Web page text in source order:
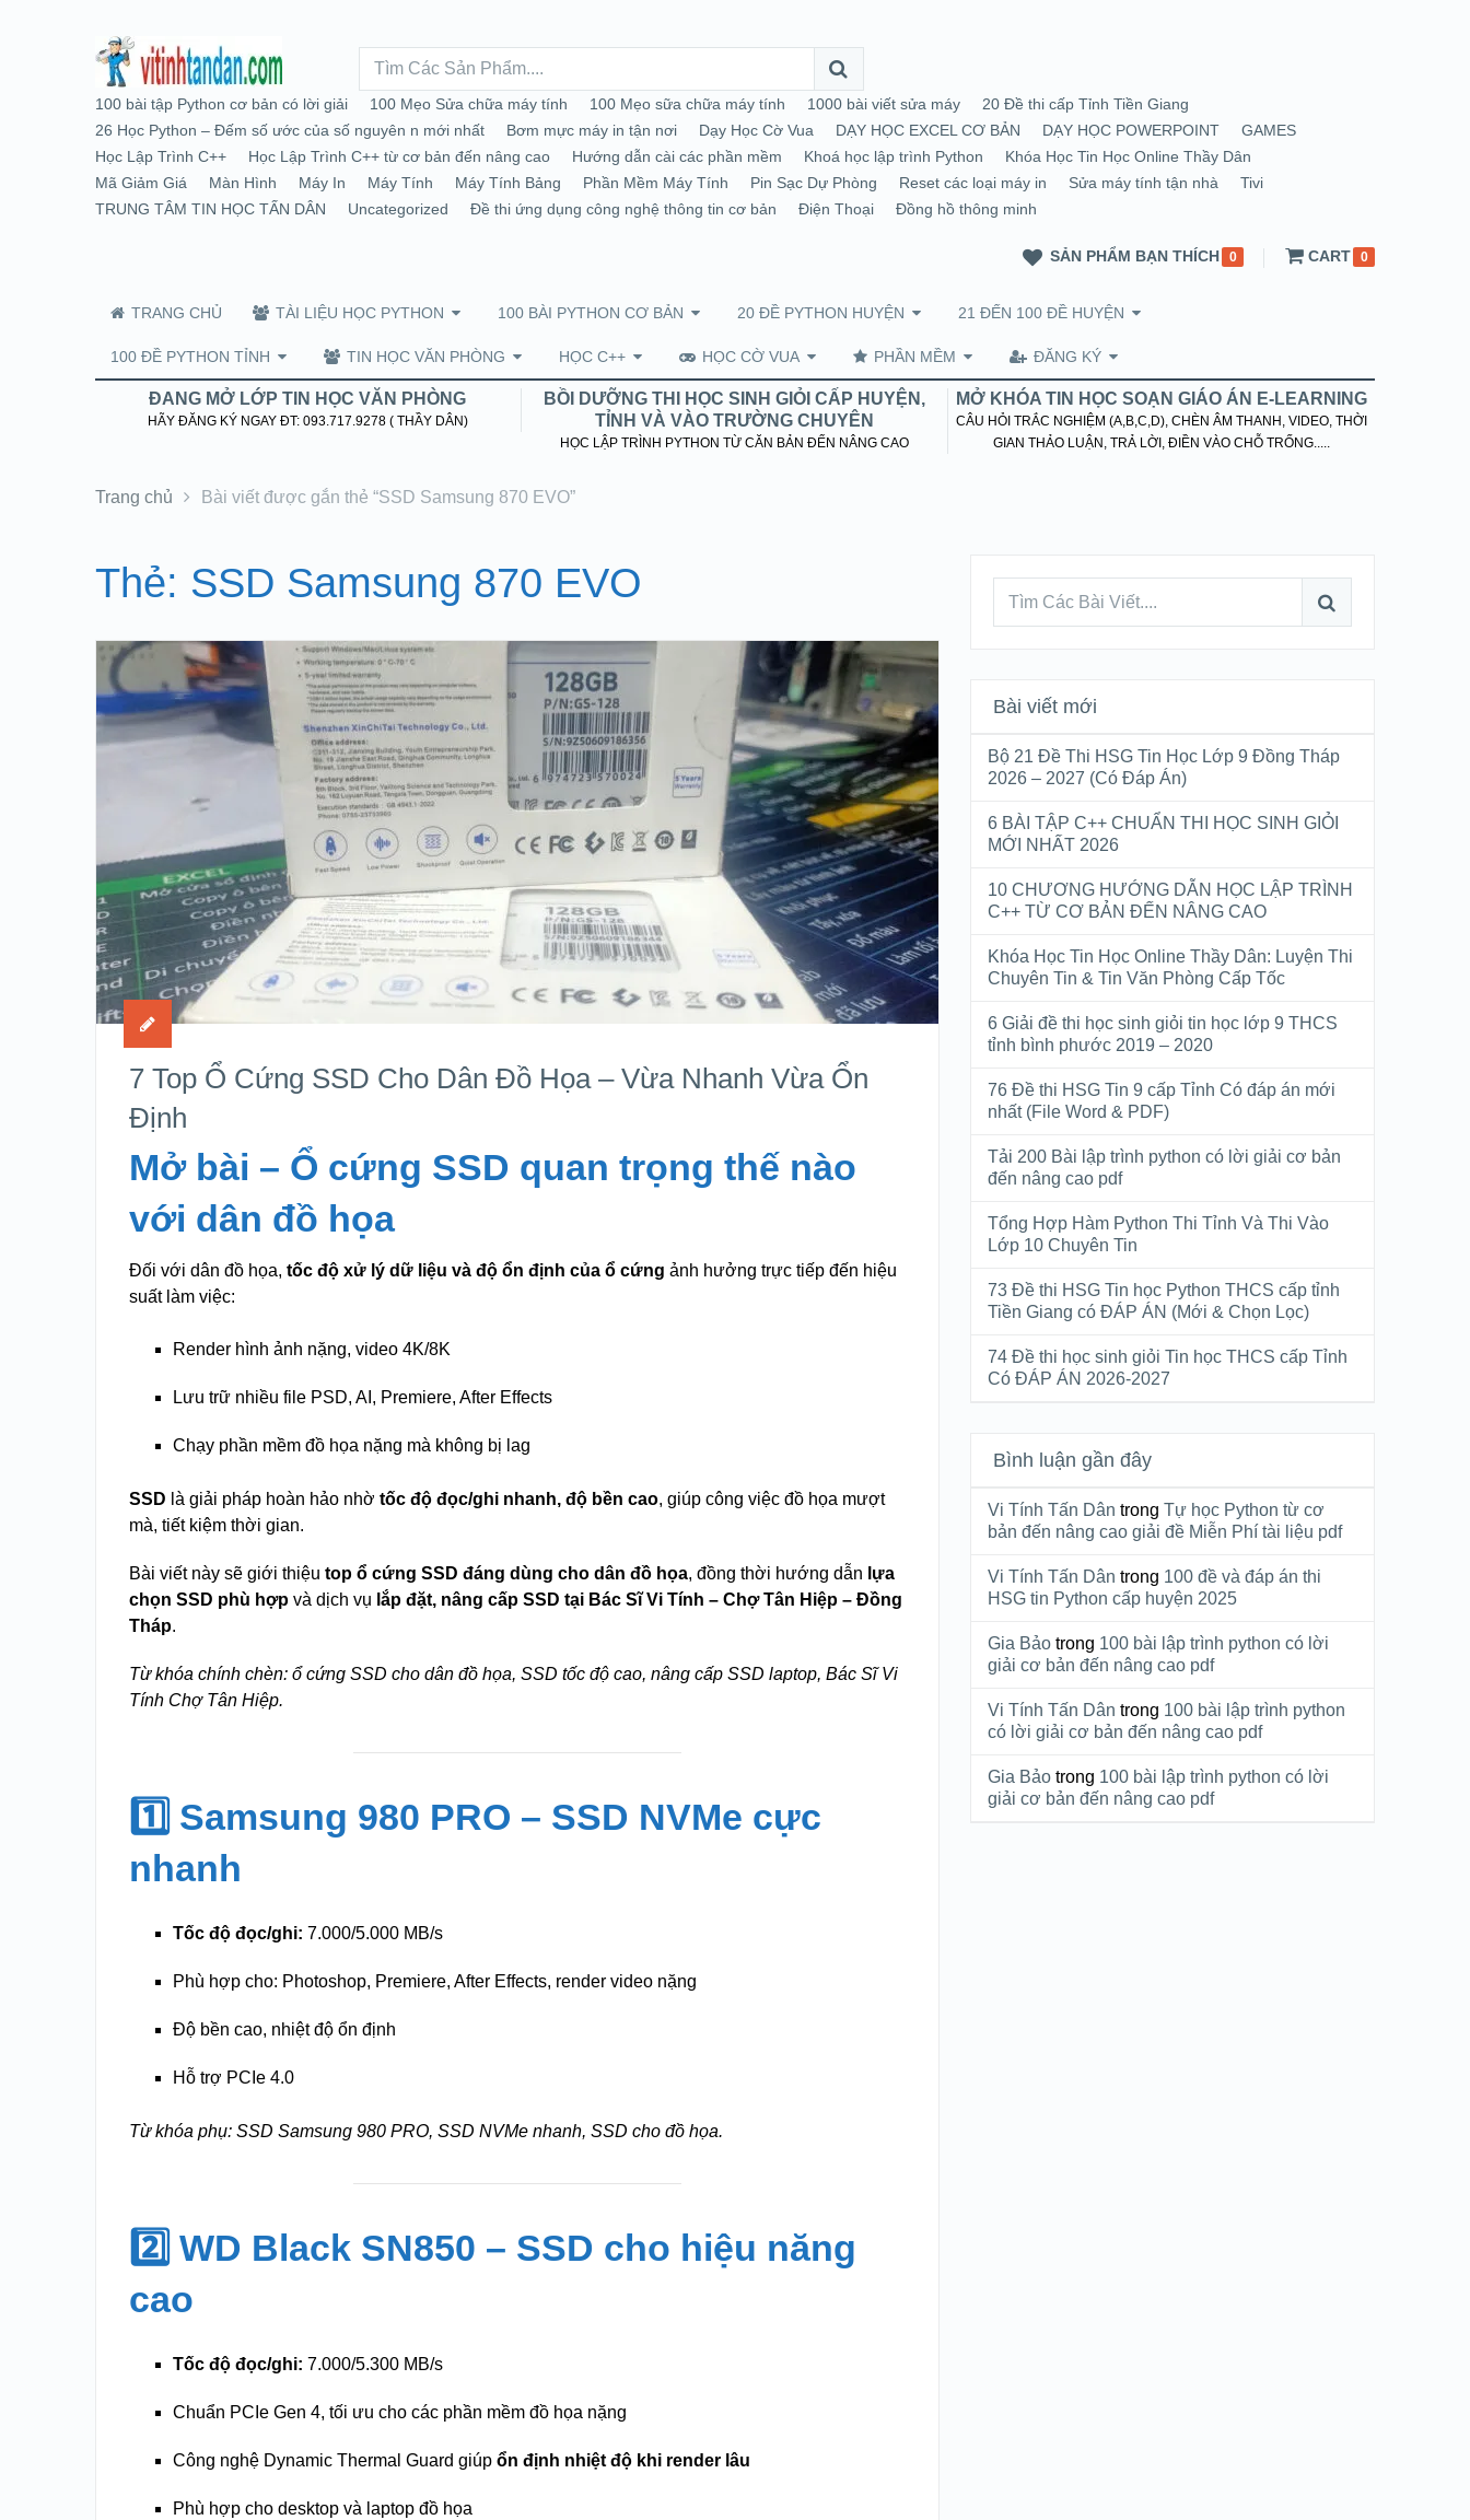
100 bài tập Python cơ bản có lời giải 100 Mẹo Sửa chữa máy tính 100 Mẹo sữa chữa máy tính 1000 bài viết sửa máy
20 Đề thi cấp Tỉnh Tiền Giang
26 Học Python – Đếm số ước của số nguyên n mới nhất
Bơm mực máy in tận nơi Dạy Học Cờ Vua DẠY HỌC EXCEL CƠ BẢN DẠY HỌC POWERPOINT
GAMES
Học Lập Trình C++
Học Lập Trình C++ từ cơ bản đến nâng cao Hướng dẫn cài các phần mềm Khoá học lập trình Python
Khóa Học Tin Học Online Thầy Dân
Mã Giảm Giá
Màn Hình Máy In Máy Tính Máy Tính Bảng Phần Mềm Máy Tính Pin Sạc Dự Phòng Reset các loại máy in Sửa máy tính tận nhà
Tivi
TRUNG TÂM TIN HỌC TẤN DÂN
Uncategorized Đề thi ứng dụng công nghệ thông tin cơ bản Điện Thoại Đồng hồ thông minh
SẢN PHẨM BẠN THÍCH 0 CART 0
TRANG CHỦ TÀI LIỆU HỌC PYTHON 100 BÀI PYTHON CƠ BẢN 20 ĐỀ PYTHON HUYỆN 21 ĐẾN 100 ĐỀ HUYỆN
100 ĐỀ PYTHON TỈNH TIN HỌC VĂN PHÒNG HỌC C++ HỌC CỜ VUA PHẦN MỀM ĐĂNG KÝ
ĐANG MỞ LỚP TIN HỌC VĂN PHÒNG
HÃY ĐĂNG KÝ NGAY ĐT: 093.717.9278 ( THẦY DÂN)
BỒI DƯỠNG THI HỌC SINH GIỎI CẤP HUYỆN,
TỈNH VÀ VÀO TRƯỜNG CHUYÊN
HỌC LẬP TRÌNH PYTHON TỪ CĂN BẢN ĐẾN NÂNG CAO
MỞ KHÓA TIN HỌC SOẠN GIÁO ÁN E-LEARNING
CÂU HỎI TRẮC NGHIỆM (A,B,C,D), CHÈN ÂM THANH, VIDEO, THỜI
GIAN THẢO LUẬN, TRẢ LỜI, ĐIỀN VÀO CHỖ TRỐNG.....
Trang chủ Bài viết được gắn thẻ “SSD Samsung 870 EVO”
Thẻ: SSD Samsung 870 EVO
7 Top Ổ Cứng SSD Cho Dân Đồ Họa – Vừa Nhanh Vừa Ổn
Định
Mở bài – Ổ cứng SSD quan trọng thế nào
với dân đồ họa
Đối với dân đồ họa,tốc độ xử lý dữ liệu và độ ổn định của ổ cứng ảnh hưởng trực tiếp đến hiệu
suất làm việc:
Render hình ảnh nặng, video 4K/8K
Lưu trữ nhiều file PSD, AI, Premiere, After Effects
Chạy phần mềm đồ họa nặng mà không bị lag
SSD là giải pháp hoàn hảo nhờtốc độ đọc/ghi nhanh, độ bền cao, giúp công việc đồ họa mượt
mà, tiết kiệm thời gian.
Bài viết này sẽ giới thiệutop ổ cứng SSD đáng dùng cho dân đồ họa, đồng thời hướng dẫn lựa
chọn SSD phù hợp và dịch vụ lắp đặt, nâng cấp SSD tại Bác Sĩ Vi Tính – Chợ Tân Hiệp – Đồng
Tháp.
Từ khóa chính chèn: ổ cứng SSD cho dân đồ họa, SSD tốc độ cao, nâng cấp SSD laptop, Bác Sĩ Vi
Tính Chợ Tân Hiệp.
1️⃣ Samsung 980 PRO – SSD NVMe cực
nhanh
Tốc độ đọc/ghi: 7.000/5.000 MB/s
Phù hợp cho: Photoshop, Premiere, After Effects, render video nặng
Độ bền cao, nhiệt độ ổn định
Hỗ trợ PCIe 4.0
Từ khóa phụ: SSD Samsung 980 PRO, SSD NVMe nhanh, SSD cho đồ họa.
2️⃣ WD Black SN850 – SSD cho hiệu năng
cao
Tốc độ đọc/ghi: 7.000/5.300 MB/s
Chuẩn PCIe Gen 4, tối ưu cho các phần mềm đồ họa nặng
Công nghệ Dynamic Thermal Guard giúpổn định nhiệt độ khi render lâu
Phù hợp cho desktop và laptop đồ họa
Bài viết mới
Bộ 21 Đề Thi HSG Tin Học Lớp 9 Đồng Tháp
2026 – 2027 (Có Đáp Án)
6 BÀI TẬP C++ CHUẨN THI HỌC SINH GIỎI
MỚI NHẤT 2026
10 CHƯƠNG HƯỚNG DẪN HỌC LẬP TRÌNH
C++ TỪ CƠ BẢN ĐẾN NÂNG CAO
Khóa Học Tin Học Online Thầy Dân: Luyện Thi
Chuyên Tin & Tin Văn Phòng Cấp Tốc
6 Giải đề thi học sinh giỏi tin học lớp 9 THCS
tỉnh bình phước 2019 – 2020
76 Đề thi HSG Tin 9 cấp Tỉnh Có đáp án mới
nhất (File Word & PDF)
Tải 200 Bài lập trình python có lời giải cơ bản
đến nâng cao pdf
Tổng Hợp Hàm Python Thi Tỉnh Và Thi Vào
Lớp 10 Chuyên Tin
73 Đề thi HSG Tin học Python THCS cấp tỉnh
Tiền Giang có ĐÁP ÁN (Mới & Chọn Lọc)
74 Đề thi học sinh giỏi Tin học THCS cấp Tỉnh
Có ĐÁP ÁN 2026-2027
Bình luận gần đây
Vi Tính Tấn Dân trongTự học Python từ cơ
bản đến nâng cao giải đề Miễn Phí tài liệu pdf
Vi Tính Tấn Dân trong 100 đề và đáp án thi
HSG tin Python cấp huyện 2025
Gia Bảo trong 100 bài lập trình python có lời
giải cơ bản đến nâng cao pdf
Vi Tính Tấn Dân trong 100 bài lập trình python
có lời giải cơ bản đến nâng cao pdf
Gia Bảo trong 100 bài lập trình python có lời
giải cơ bản đến nâng cao pdf